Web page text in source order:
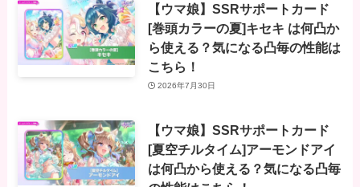
【ウマ娘】SSRサポートカード
[巻頭カラーの夏]キセキ は何凸か
ら使える？気になる凸毎の性能は
こちら！
2026年7月30日
【ウマ娘】SSRサポートカード
[夏空チルタイム]アーモンドアイ
は何凸から使える？気になる凸毎